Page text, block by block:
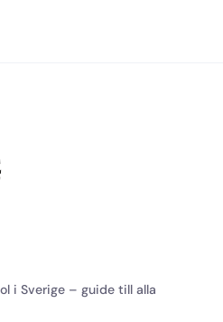
i Sverige – guide till alla